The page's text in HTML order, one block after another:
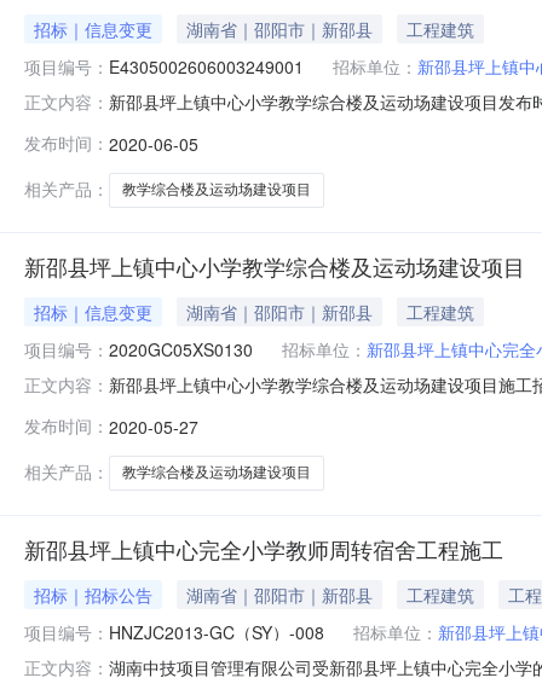
招标｜信息变更 湖南省｜邵阳市｜新邵县
工程建筑
项目编号： E4305002606003249001 招标单位： 新邵县坪上镇
正文内容： 新邵县坪上镇中心小学教学综合楼及运动场建设项目发
及编号：新发改社【2019】100号、新教联字（2019）4
发布时间： 2020-06-05
相关产品：
教学综合楼及运动场建设项目
新邵县坪上镇中心小学教学综合楼及运动场建设项目
招标｜信息变更 湖南省｜邵阳市｜新邵县
工程建筑
项目编号： 2020GC05XS0130 招标单位： 新邵县坪上镇中心完全
正文内容： 新邵县坪上镇中心小学教学综合楼及运动场建设项目施
程为新邵县坪上镇中心小学教学综合楼及运动场建设项
单和财评等资料为准），资金来源
发布时间： 2020-05-27
相关产品：
教学综合楼及运动场建设项目
新邵县坪上镇中心完全小学教师周转宿舍工程施工
招标｜招标公告 湖南省｜邵阳市｜新邵县 工程建筑
工程
项目编号： HNZJC2013-GC（SY）-008 招标单位： 新邵县坪上
正文内容： 湖南中技项目管理有限公司受新邵县坪上镇中心完全小